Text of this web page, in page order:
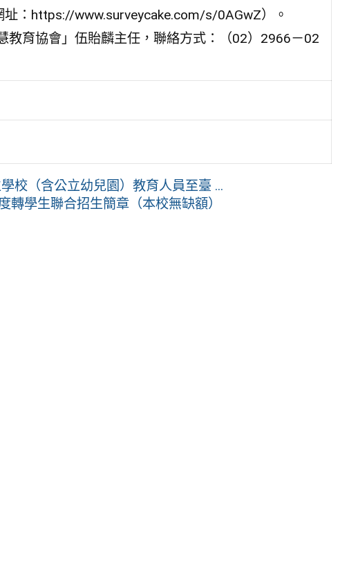
：https://www.surveycake.com/s/0AGwZ）。
教育協會」伍貽麟主任，聯絡方式：（02）2966－02
校（含公立幼兒園）教育人員至臺 ...
轉學生聯合招生簡章（本校無缺額）